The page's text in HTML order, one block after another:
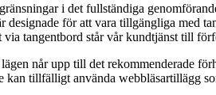
i det fullständiga
för att vara tillgängliga med
tangentbord står vår kundtjänst till
når upp till det rekommenderade
tillfälligt använda webbläsartillägg